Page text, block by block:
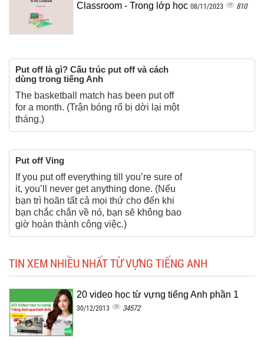
Classroom - Trong lớp học 08/11/2023 810
Put off là gì? Cấu trúc put off và cách
dùng trong tiếng Anh
The basketball match has been put off
for a month. (Trận bóng rổ bị dời lại một
tháng.)
Put off Ving
If you put off everything till you’re sure of
it, you’ll never get anything done. (Nếu
bạn trì hoãn tất cả mọi thứ cho đến khi
bạn chắc chắn về nó, bạn sẽ không bao
giờ hoàn thành công việc.)
TIN XEM NHIỀU NHẤT TỪ VỰNG TIẾNG ANH
20 video học từ vựng tiếng Anh phần 1
30/12/2013 34572